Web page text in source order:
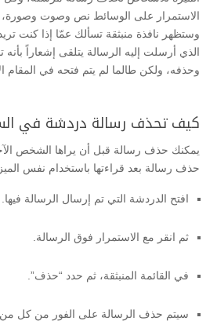
الاستمرار على الوسائط نص وصوت وصورة،
وستظهر نافذة منبثقة تسألك عمّا إذا كنت
الذي أرسلت إليه الرسالة يتلقى إشعاراً
وحذفه، ولكن طالما لم يتم فتحه في المقام
كيف تحذف رسالة دردشة في
يمكنك حذف رسالة قبل أن يراها الشخص
حذف رسالة بعد قراءتها باستخدام نفس
افتح الدردشة التي تم إرسال الرسالة فيها.
ثم انقر مع الاستمرار فوق الرسالة.
في القائمة المنبثقة، ثم حدد “حذف”.
سيتم حذف الرسالة على الفور من كل